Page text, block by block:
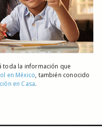
toda la información que
en México, también conocido
en Casa.